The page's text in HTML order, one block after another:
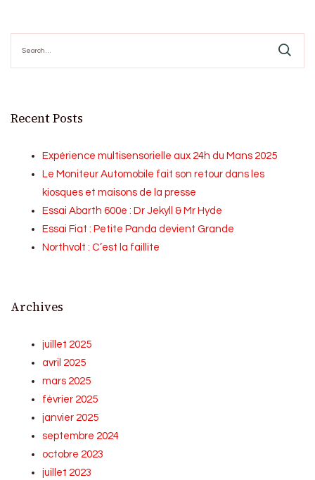
for:
Recent Posts
Expérience multisensorielle aux 24h du Mans 2025
Le Moniteur Automobile fait son retour dans les
kiosques et maisons de la presse
Essai Abarth 600e : Dr Jekyll & Mr Hyde
Essai Fiat : Petite Panda devient Grande
Northvolt : C’est la faillite
Archives
juillet 2025
avril 2025
mars 2025
février 2025
janvier 2025
septembre 2024
octobre 2023
juillet 2023